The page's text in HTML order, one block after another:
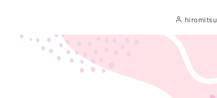
hiromitsu